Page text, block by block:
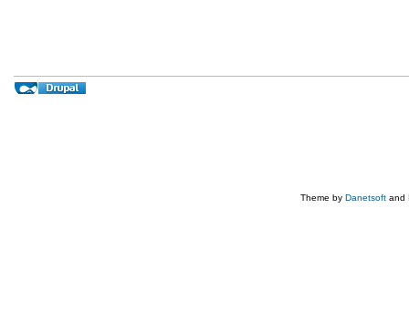
Theme by Danetsoft and